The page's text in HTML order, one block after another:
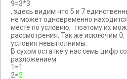
9=3*3
, здесь видим что 5 и 7
не может одновременно
месте по условию, поэтому их
рассмотрения. Так же исключим 0,
условия невыполнимы.
В сухом остатке у нас семь цифр
разложением:
1=1
2=2